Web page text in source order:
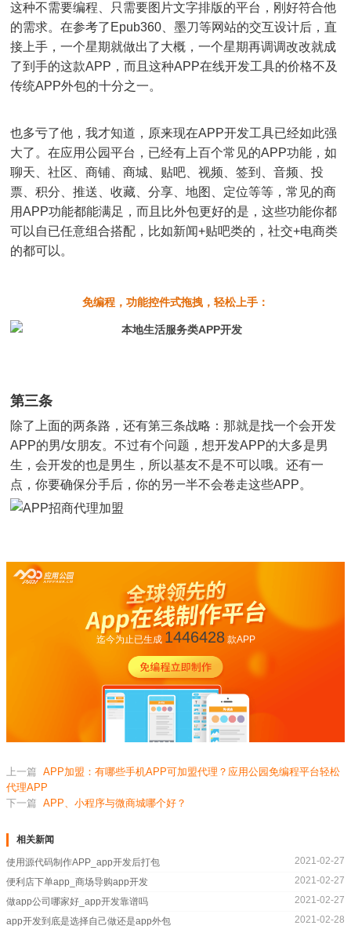
这种不需要编程、只需要图片文字排版的平台，刚好符合他
的需求。在参考了Epub360、墨刀等网站的交互设计后，直
接上手，一个星期就做出了大概，一个星期再调调改改就成
了到手的这款APP，而且这种APP在线开发工具的价格不及
传统APP外包的十分之一。
也多亏了他，我才知道，原来现在APP开发工具已经如此强
大了。在应用公园平台，已经有上百个常见的APP功能，如
聊天、社区、商铺、商城、贴吧、视频、签到、音频、投
票、积分、推送、收藏、分享、地图、定位等等，常见的商
用APP功能都能满足，而且比外包更好的是，这些功能你都
可以自已任意组合搭配，比如新闻+贴吧类的，社交+电商类
的都可以。
免编程，功能控件式拖拽，轻松上手：
第三条
除了上面的两条路，还有第三条战略：那就是找一个会开发
APP的男/女朋友。不过有个问题，想开发APP的大多是男
生，会开发的也是男生，所以基友不是不可以哦。还有一
点，你要确保分手后，你的另一半不会卷走这些APP。
迄今为止已生成 1446428款APP
上一篇 APP加盟：有哪些手机APP可加盟代理？应用公园免编程平台轻松
代理APP
下一篇 APP、小程序与微商城哪个好？
相关新闻
使用源代码制作APP_app开发后打包
2021-02-27
便利店下单app_商场导购app开发
2021-02-27
做app公司哪家好_app开发靠谱吗
2021-02-27
app开发到底是选择自己做还是app外包
2021-02-28